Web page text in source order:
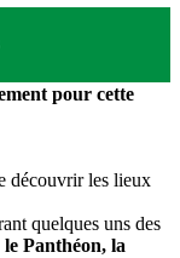
pour cette
découvrir les lieux
quelques uns des
le Panthéon, la